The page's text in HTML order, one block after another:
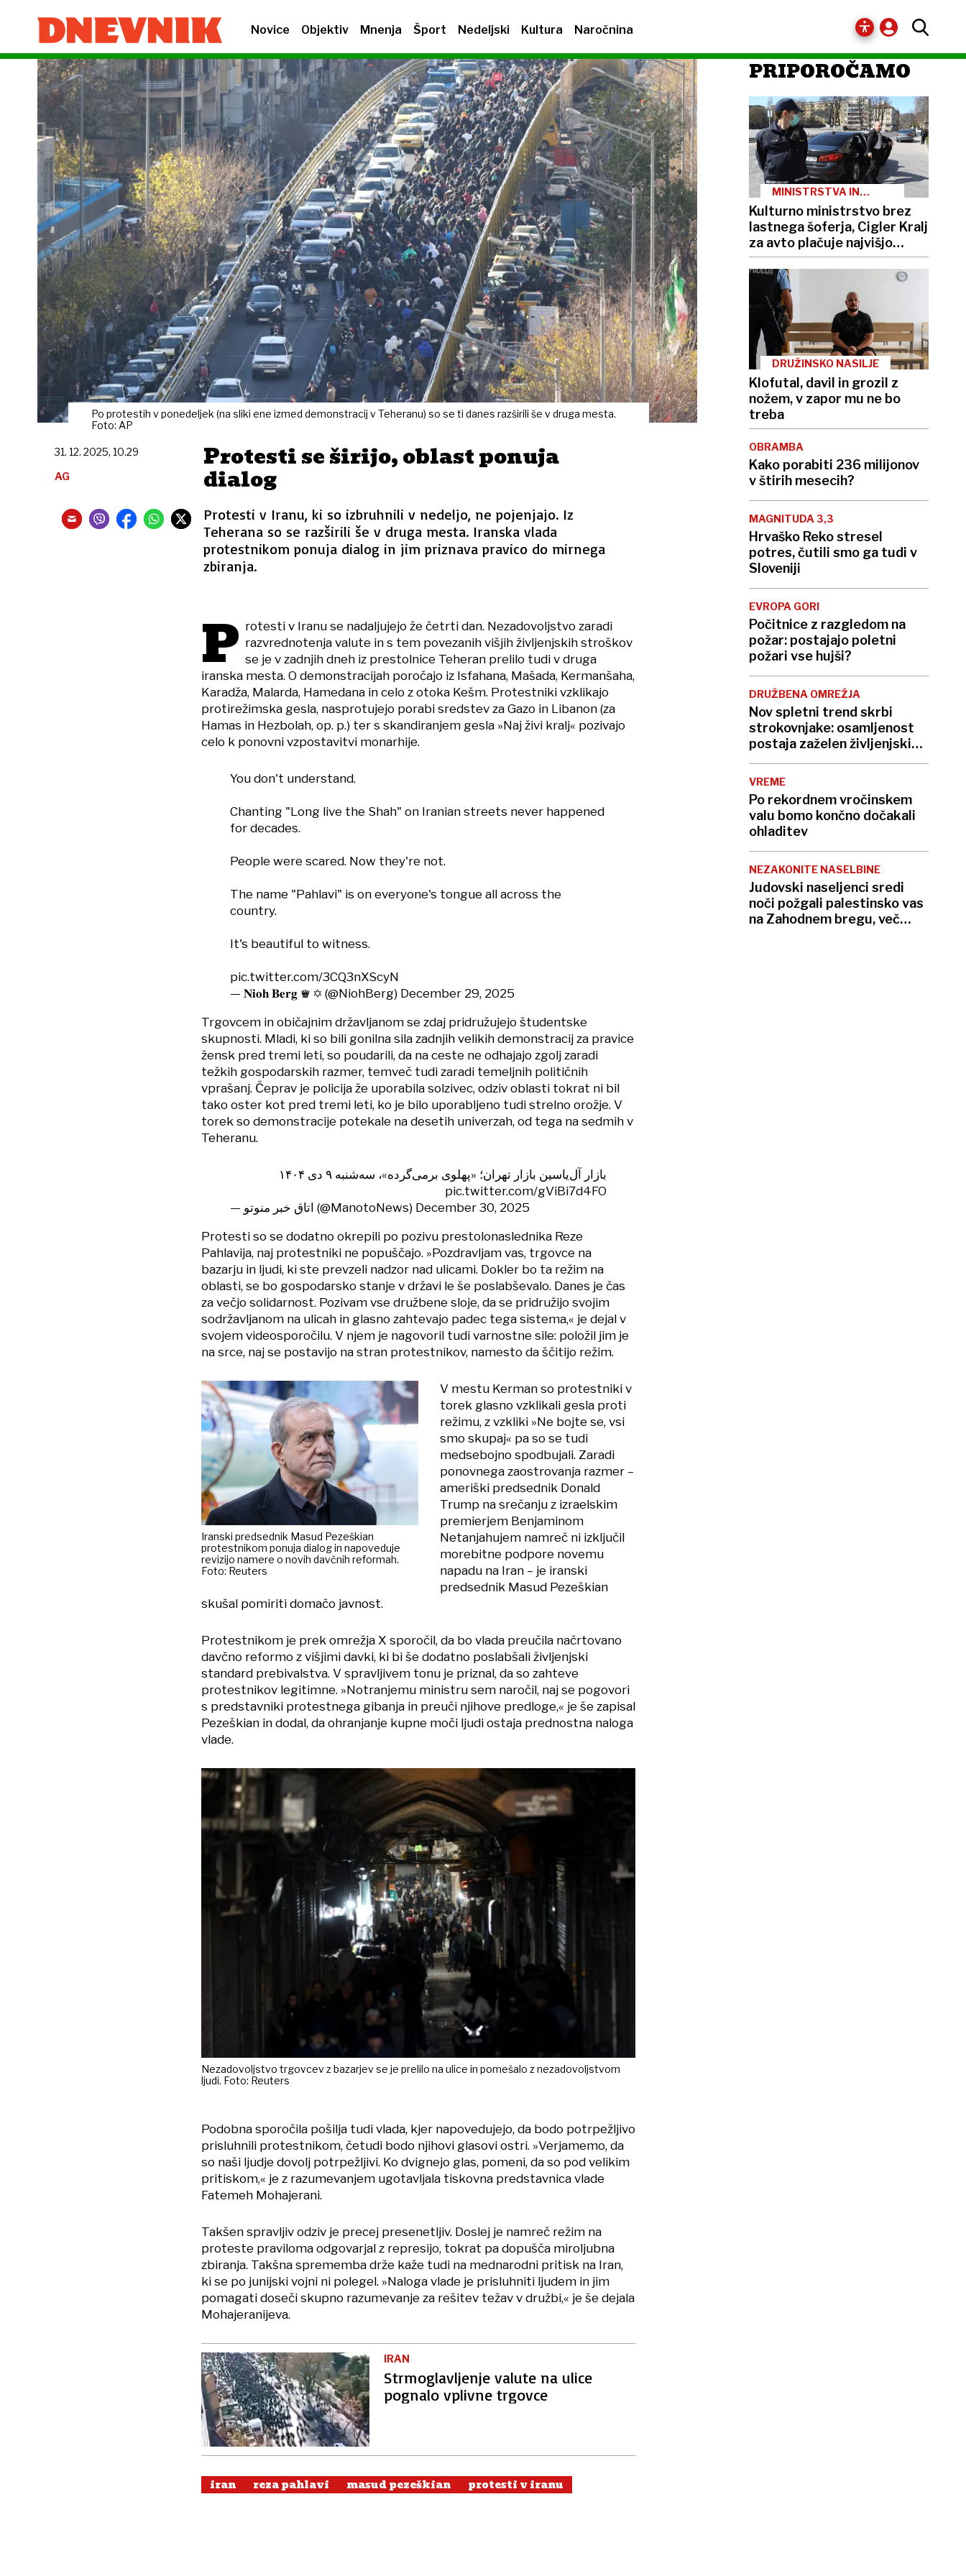
Novice Objektiv Mnenja Šport Nedeljski Kultura Naročnina
Po protestih v ponedeljek (na sliki ene izmed demonstracij v Teheranu) so se ti danes razširili še v druga mesta.
Foto: AP
Protesti se širijo, oblast ponuja
dialog
Protesti v Iranu, ki so izbruhnili v nedeljo, ne pojenjajo. Iz
Teherana so se razširili še v druga mesta. Iranska vlada
protestnikom ponuja dialog in jim priznava pravico do mirnega
zbiranja.
31. 12. 2025, 10.29
AG
P rotesti v Iranu se nadaljujejo že četrti dan. Nezadovoljstvo zaradi
razvrednotenja valute in s tem povezanih višjih življenjskih stroškov
se je v zadnjih dneh iz prestolnice Teheran prelilo tudi v druga
iranska mesta. O demonstracijah poročajo iz Isfahana, Mašada, Kermanšaha,
Karadža, Malarda, Hamedana in celo z otoka Kešm. Protestniki vzklikajo
protirežimska gesla, nasprotujejo porabi sredstev za Gazo in Libanon (za
Hamas in Hezbolah, op. p.) ter s skandiranjem gesla »Naj živi kralj« pozivajo
celo k ponovni vzpostavitvi monarhije.
You don't understand.
Chanting "Long live the Shah" on Iranian streets never happened
for decades.
People were scared. Now they're not.
The name "Pahlavi" is on everyone's tongue all across the
country.
It's beautiful to witness.
pic.twitter.com/3CQ3nXScyN
— 𝐍𝐢𝐨𝐡 𝐁𝐞𝐫𝐠 ♛ ✡︎ (@NiohBerg) December 29, 2025
Trgovcem in običajnim državljanom se zdaj pridružujejo študentske
skupnosti. Mladi, ki so bili gonilna sila zadnjih velikih demonstracij za pravice
žensk pred tremi leti, so poudarili, da na ceste ne odhajajo zgolj zaradi
težkih gospodarskih razmer, temveč tudi zaradi temeljnih političnih
vprašanj. Čeprav je policija že uporabila solzivec, odziv oblasti tokrat ni bil
tako oster kot pred tremi leti, ko je bilo uporabljeno tudi strelno orožje. V
torek so demonstracije potekale na desetih univerzah, od tega na sedmih v
Teheranu.
بازار آل‌یاسین بازار تهران؛ «پهلوی برمی‌گرده»، سه‌شنبه ۹ دی ۱۴۰۴
pic.twitter.com/gViBi7d4FO
— اتاق خبر منوتو (@ManotoNews) December 30, 2025
Protesti so se dodatno okrepili po pozivu prestolonaslednika Reze
Pahlavija, naj protestniki ne popuščajo. »Pozdravljam vas, trgovce na
bazarju in ljudi, ki ste prevzeli nadzor nad ulicami. Dokler bo ta režim na
oblasti, se bo gospodarsko stanje v državi le še poslabševalo. Danes je čas
za večjo solidarnost. Pozivam vse družbene sloje, da se pridružijo svojim
sodržavljanom na ulicah in glasno zahtevajo padec tega sistema,« je dejal v
svojem videosporočilu. V njem je nagovoril tudi varnostne sile: položil jim je
na srce, naj se postavijo na stran protestnikov, namesto da ščitijo režim.
Iranski predsednik Masud Pezeškian
protestnikom ponuja dialog in napoveduje
revizijo namere o novih davčnih reformah.
Foto: Reuters
V mestu Kerman so protestniki v
torek glasno vzklikali gesla proti
režimu, z vzkliki »Ne bojte se, vsi
smo skupaj« pa so se tudi
medsebojno spodbujali. Zaradi
ponovnega zaostrovanja razmer –
ameriški predsednik Donald
Trump na srečanju z izraelskim
premierjem Benjaminom
Netanjahujem namreč ni izključil
morebitne podpore novemu
napadu na Iran – je iranski
predsednik Masud Pezeškian
skušal pomiriti domačo javnost.
Protestnikom je prek omrežja X sporočil, da bo vlada preučila načrtovano
davčno reformo z višjimi davki, ki bi še dodatno poslabšali življenjski
standard prebivalstva. V spravljivem tonu je priznal, da so zahteve
protestnikov legitimne. »Notranjemu ministru sem naročil, naj se pogovori
s predstavniki protestnega gibanja in preuči njihove predloge,« je še zapisal
Pezeškian in dodal, da ohranjanje kupne moči ljudi ostaja prednostna naloga
vlade.
Nezadovoljstvo trgovcev z bazarjev se je prelilo na ulice in pomešalo z nezadovoljstvom
ljudi. Foto: Reuters
Podobna sporočila pošilja tudi vlada, kjer napovedujejo, da bodo potrpežljivo
prisluhnili protestnikom, četudi bodo njihovi glasovi ostri. »Verjamemo, da
so naši ljudje dovolj potrpežljivi. Ko dvignejo glas, pomeni, da so pod velikim
pritiskom,« je z razumevanjem ugotavljala tiskovna predstavnica vlade
Fatemeh Mohajerani.
Takšen spravljiv odziv je precej presenetljiv. Doslej je namreč režim na
proteste praviloma odgovarjal z represijo, tokrat pa dopušča miroljubna
zbiranja. Takšna sprememba drže kaže tudi na mednarodni pritisk na Iran,
ki se po junijski vojni ni polegel. »Naloga vlade je prisluhniti ljudem in jim
pomagati doseči skupno razumevanje za rešitev težav v družbi,« je še dejala
Mohajeranijeva.
IRAN
Strmoglavljenje valute na ulice
pognalo vplivne trgovce
iran reza pahlavi masud pezeškian protesti v iranu
PRIPOROČAMO
MINISTRSTVA IN
Kulturno ministrstvo brez
lastnega šoferja, Cigler Kralj
za avto plačuje najvišjo
boniteto
DRUŽINSKO NASILJE
Klofutal, davil in grozil z
nožem, v zapor mu ne bo
treba
OBRAMBA
Kako porabiti 236 milijonov
v štirih mesecih?
MAGNITUDA 3,3
Hrvaško Reko stresel
potres, čutili smo ga tudi v
Sloveniji
EVROPA GORI
Počitnice z razgledom na
požar: postajajo poletni
požari vse hujši?
DRUŽBENA OMREŽJA
Nov spletni trend skrbi
strokovnjake: osamljenost
postaja zaželen življenjski
slog
VREME
Po rekordnem vročinskem
valu bomo končno dočakali
ohladitev
NEZAKONITE NASELBINE
Judovski naseljenci sredi
noči požgali palestinsko vas
na Zahodnem bregu, več